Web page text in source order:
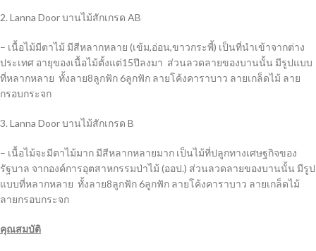
2. Lanna Door บานไม้สักเกรด AB
– เนื้อไม้มีตาไม้ มีสีหลากหลาย (เข้ม,อ่อน,ขาวกระพี้) เป็นที่นำเข้าจากต่าง
ประเทศ อายุของเนื้อไม้ตั้งแต่15ปีลงมา ส่วนลวดลายของบานนั้น มีรูปแบบ
ที่หลากหลาย ทั้งลาย8ลูกฟัก 6ลูกฟัก ลายโค้งคาราบาว ลายเกล็ดไม้ ลาย
กรอบกระจก
3. Lanna Door บานไม้สักเกรด B
– เนื้อไม้จะมีตาไม้มาก มีสีหลากหลายมาก เป็นไม้ที่ปลูกทางเศษฐกิจของ
รัฐบาล จากองค์การอุตสาหกรรมป่าไม้ (ออป.) ส่วนลวดลายของบานนั้น มีรูป
แบบที่หลากหลาย ทั้งลาย8ลูกฟัก 6ลูกฟัก ลายโค้งคาราบาว ลายเกล็ดไม้
ลายกรอบกระจก
คุณสมบัติ